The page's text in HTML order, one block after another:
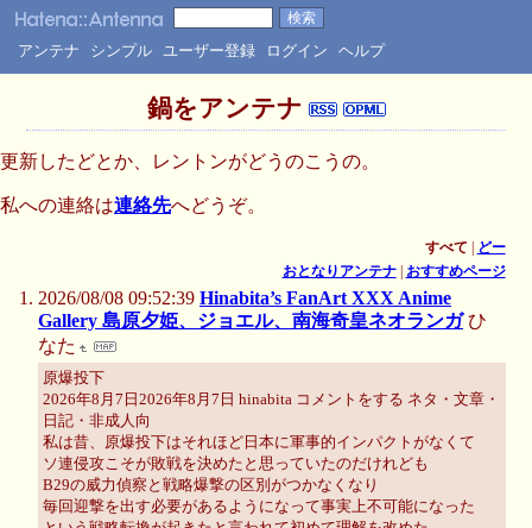
アンテナ シンプル ユーザー登録 ログイン ヘルプ
鍋をアンテナ
更新したどとか、レントンがどうのこうの。
私への連絡は連絡先へどうぞ。
すべて | どー
おとなりアンテナ| おすすめページ
2026/08/08 09:52:39 Hinabita’s FanArt XXX Anime
Gallery 島原夕姫、ジョエル、南海奇皇ネオランガ ひ
なた
原爆投下
2026年8月7日2026年8月7日 hinabita コメントをする ネタ・文章・
日記・非成人向
私は昔、原爆投下はそれほど日本に軍事的インパクトがなくて
ソ連侵攻こそが敗戦を決めたと思っていたのだけれども
B29の威力偵察と戦略爆撃の区別がつかなくなり
毎回迎撃を出す必要があるようになって事実上不可能になった